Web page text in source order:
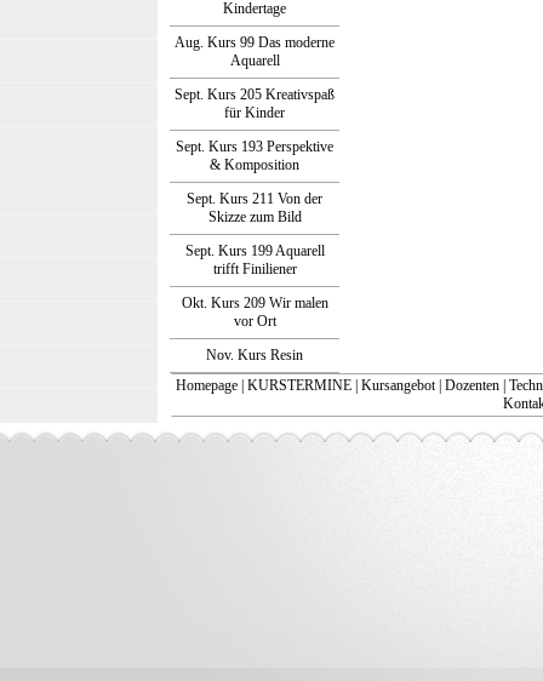
Kindertage
Aug. Kurs 99 Das moderne
Aquarell
Sept. Kurs 205 Kreativspaß
für Kinder
Sept. Kurs 193 Perspektive
& Komposition
Sept. Kurs 211 Von der
Skizze zum Bild
Sept. Kurs 199 Aquarell
trifft Finiliener
Okt. Kurs 209 Wir malen
vor Ort
Nov. Kurs Resin
Homepage KURSTERMINE Kursangebot| Dozenten